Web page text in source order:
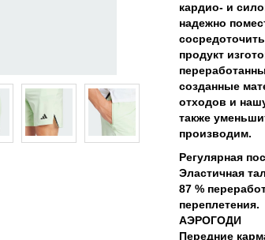
кардио- и
надежно
продукт
созданные
отходов и
также
производим.
Регулярная
Эластичная
87 %
переплетения.
АЭРОГОДИ
Передние